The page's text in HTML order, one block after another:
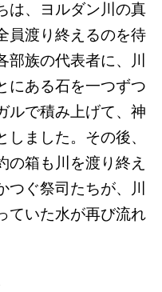
は、ヨルダン川の真
員渡り終えるのを待
族の代表者に、川
にある石を一つずつ
ルで積み上げて、神
ました。その後、
の箱も川を渡り終え
つぐ祭司たちが、川
ていた水が再び流れ